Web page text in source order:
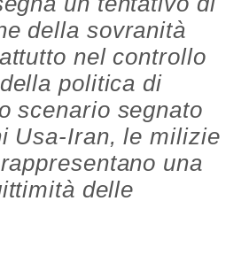
della sovranità
nel controllo
politica di
scenario segnato
Usa-Iran, le milizie
una
delle